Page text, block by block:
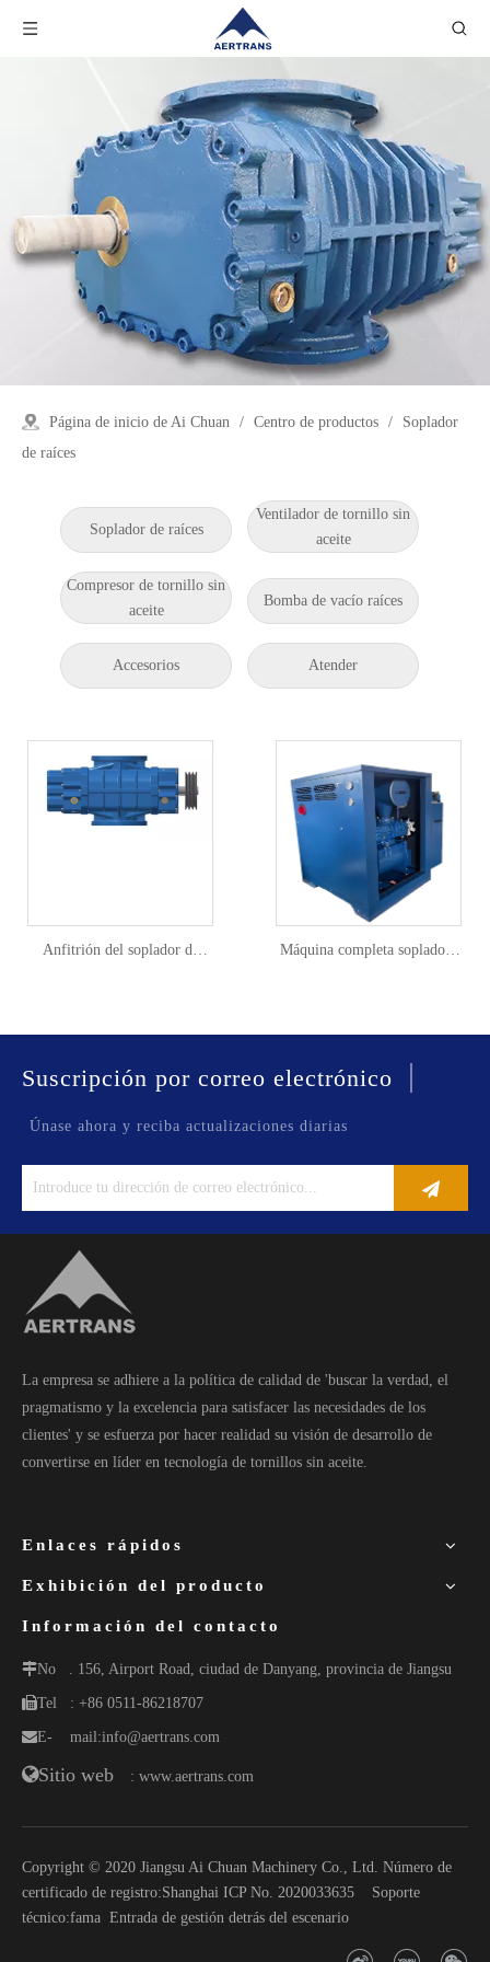
Página de inicio de Ai Chuan / Centro de productos /
Soplador
de raíces
Soplador de raíces
Ventilador de tornillo sin
aceite
Compresor de tornillo sin
aceite
Bomba de vacío raíces
Accesorios Atender
Anfitrión del soplador de
Máquina completa sopladora
Suscripción por correo electrónico |
Únase ahora y reciba actualizaciones diarias
La empresa se adhiere a la política de calidad de 'buscar la verdad, el
pragmatismo y la excelencia para satisfacer las necesidades de los
clientes' y se esfuerza por hacer realidad su visión de desarrollo de
convertirse en líder en tecnología de tornillos sin aceite.
Enlaces rápidos
Exhibición del producto
Información del contacto
No . 156, Airport Road, ciudad de Danyang, provincia de Jiangsu
Tel : +86 0511-86218707
E- mail:info@aertrans.com
Sitio web : www.aertrans.com
Copyright © 2020 Jiangsu Ai Chuan Machinery Co., Ltd. Número de
certificado de registro:Shanghai ICP No. 2020033635
Soporte
técnico:fama Entrada de gestión detrás del escenario